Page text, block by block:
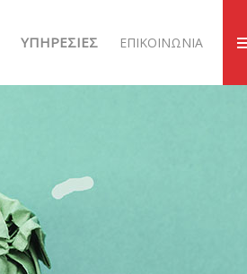
ΥΠΗΡΕΣΊΕΣ ΕΠΙΚΟΙΝΩΝΊΑ